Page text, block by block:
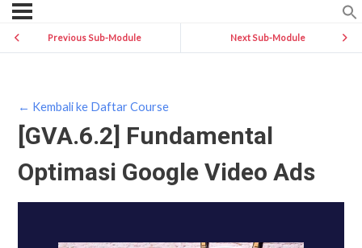
Previous Sub-Module Next Sub-Module
← Kembali ke Daftar Course
[GVA.6.2] Fundamental
Optimasi Google Video Ads